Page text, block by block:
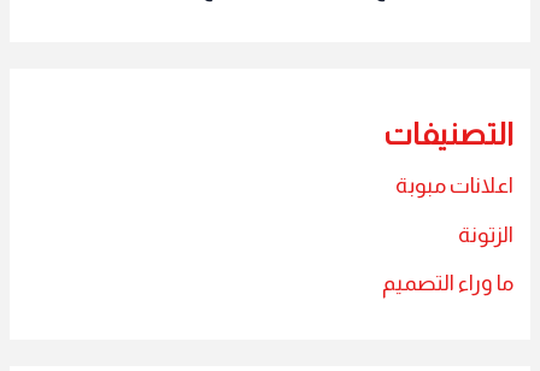
التصنيفات
اعلانات مبوبة
الزتونة
ما وراء التصميم